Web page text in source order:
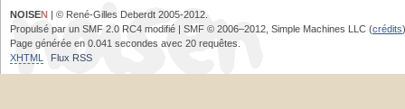
NOISEN | © René-Gilles Deberdt 2005-2012.
Propulsé par un SMF 2.0 RC4 modifié | SMF © 2006–2012, Simple Machines LLC (crédits)
Page générée en 0.041 secondes avec 20 requêtes.
XHTML
Flux RSS